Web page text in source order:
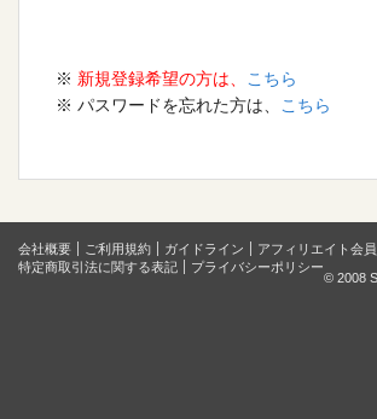
※ 新規登録希望の方は、
こちら
※ パスワードを忘れた方は、
こちら
会社概要 ご利用規約 ガイドライン
アフィリエイト会
特定商取引法に関する表記
プライバシーポリシー
© 2008